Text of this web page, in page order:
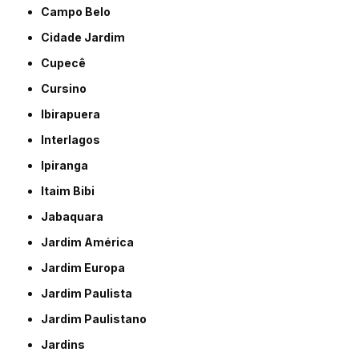
Campo Belo
Cidade Jardim
Cupecê
Cursino
Ibirapuera
Interlagos
Ipiranga
Itaim Bibi
Jabaquara
Jardim América
Jardim Europa
Jardim Paulista
Jardim Paulistano
Jardins